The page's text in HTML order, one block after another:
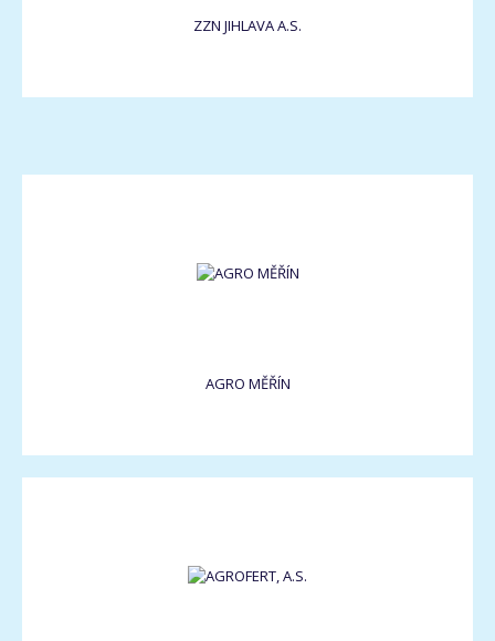
ZZN JIHLAVA A.S.
AGRO MĚŘÍN